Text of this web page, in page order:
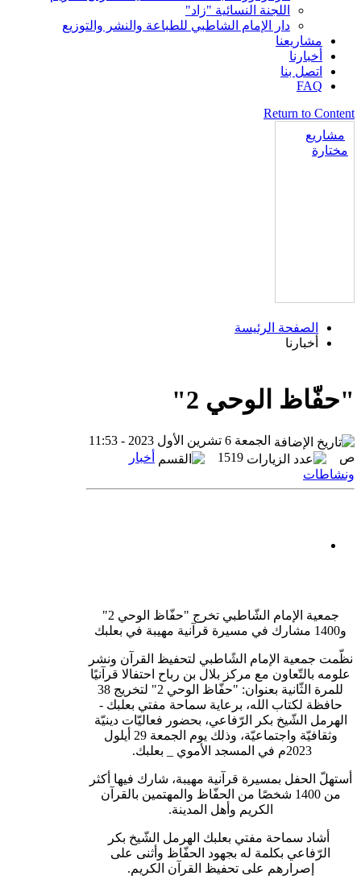
اللجنة النسائية "زاد"
دار الإمام الشاطبي للطباعة والنشر والتوزيع
مشاريعنا
أخبارنا
اتصل بنا
FAQ
Return to Content
مشاريع
مختارة
الصفحة الرئيسة
أخبارنا
"حفّاظ الوحي 2"
الجمعة 6 تشرين الأول 2023 - 11:53
ص
أخبار
ونشاطات
جمعية الإمام الشّاطبي تخرج "حفّاظ الوحي 2"
و1400 مشارك في مسيرة قرآنية مهيبة في بعلبك
نظّمت جمعية الإمام الشًاطبي لتحفيظ القرآن ونشر
علومه بالتّعاون مع مركز بلال بن رباح احتفالا قرآنيًا
للمرة الثّانية بعنوان: "حفّاظ الوحي 2" لتخريج 38
حافظة لكتاب الله، برعاية سماحة مفتي بعلبك -
الهرمل الشّيخ بكر الرّفاعي، بحضور فعاليّات دينيّة
وثقافيّة واجتماعيّة، وذلك يوم الجمعة 29 أيلول
2023م في المسجد الأموي _ بعلبك.
أستهلّ الحفل بمسيرة قرآنية مهيبة، شارك فيها أكثر
من 1400 شخصًا من الحفّاظ والمهتمين بالقرآن
الكريم وأهل المدينة.
أشاد سماحة مفتي بعلبك الهرمل الشّيخ بكر
الرّفاعي بكلمة له بجهود الحفّاظ وأثنى على
إصرارهم على تحفيظ القرآن الكريم.